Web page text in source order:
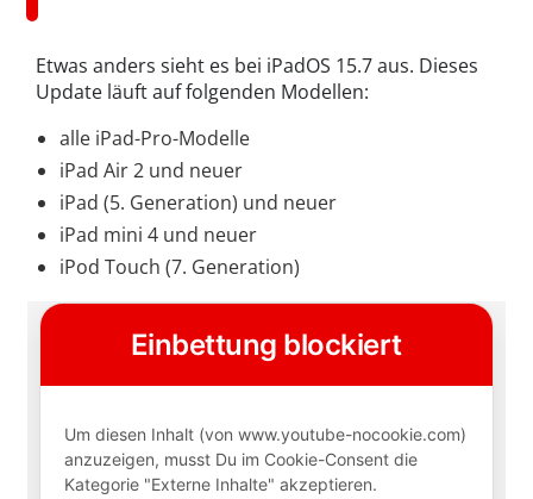
Etwas anders sieht es bei iPadOS 15.7 aus. Dieses
Update läuft auf folgenden Modellen:
alle iPad-Pro-Modelle
iPad Air 2 und neuer
iPad (5. Generation) und neuer
iPad mini 4 und neuer
iPod Touch (7. Generation)